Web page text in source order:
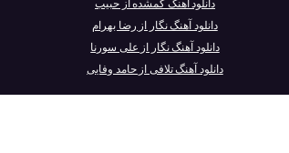
دانلود آهنگ گمشده از حبیب
دانلود آهنگ نگار از رضا بهرام
دانلود آهنگ نگار از علی سورنا
دانلود آهنگ تلافی از حامد وفایی